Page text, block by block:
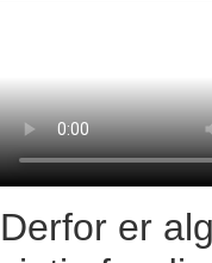
Derfor er